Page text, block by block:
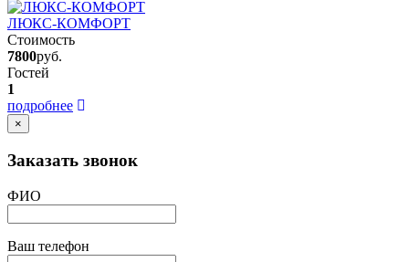
ЛЮКС-КОМФОРТ
Стоимость
7800руб.
Гостей
1
подробнее
×
Заказать звонок
ФИО
Ваш телефон